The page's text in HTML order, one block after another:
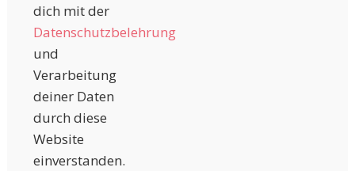
dich mit der
Datenschutzbelehrung
und
Verarbeitung
deiner Daten
durch diese
Website
einverstanden.